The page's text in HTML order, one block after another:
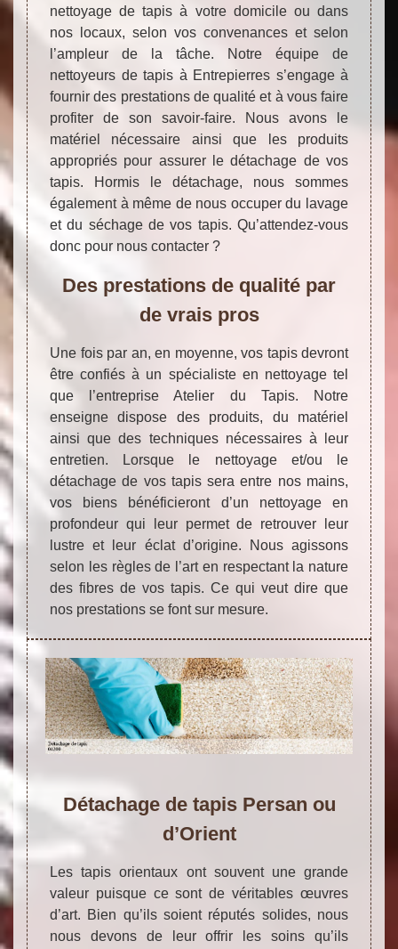
nettoyage de tapis à votre domicile ou dans
nos locaux, selon vos convenances et selon
l’ampleur de la tâche. Notre équipe de
nettoyeurs de tapis à Entrepierres s’engage à
fournir des prestations de qualité et à vous faire
profiter de son savoir-faire. Nous avons le
matériel nécessaire ainsi que les produits
appropriés pour assurer le détachage de vos
tapis. Hormis le détachage, nous sommes
également à même de nous occuper du lavage
et du séchage de vos tapis. Qu’attendez-vous
donc pour nous contacter ?
Des prestations de qualité par
de vrais pros
Une fois par an, en moyenne, vos tapis devront
être confiés à un spécialiste en nettoyage tel
que l’entreprise Atelier du Tapis. Notre
enseigne dispose des produits, du matériel
ainsi que des techniques nécessaires à leur
entretien. Lorsque le nettoyage et/ou le
détachage de vos tapis sera entre nos mains,
vos biens bénéficieront d’un nettoyage en
profondeur qui leur permet de retrouver leur
lustre et leur éclat d’origine. Nous agissons
selon les règles de l’art en respectant la nature
des fibres de vos tapis. Ce qui veut dire que
nos prestations se font sur mesure.
Détachage de tapis Persan ou
d’Orient
Les tapis orientaux ont souvent une grande
valeur puisque ce sont de véritables œuvres
d’art. Bien qu’ils soient réputés solides, nous
nous devons de leur offrir les soins qu’ils